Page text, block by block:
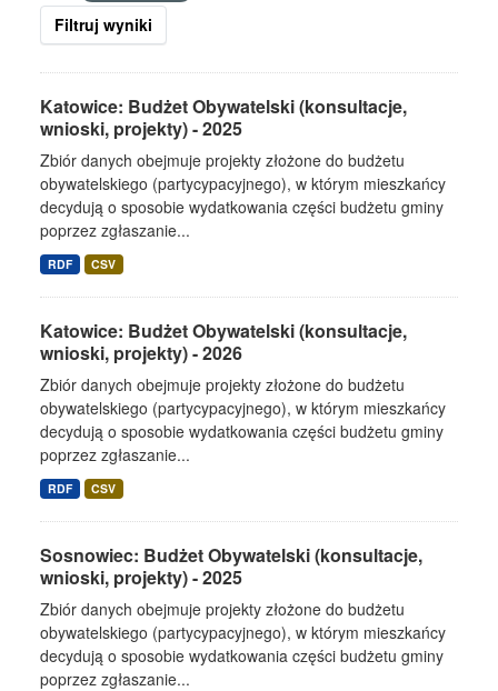
Filtruj wyniki
Katowice: Budżet Obywatelski (konsultacje,
wnioski, projekty) - 2025
Zbiór danych obejmuje projekty złożone do budżetu
obywatelskiego (partycypacyjnego), w którym mieszkańcy
decydują o sposobie wydatkowania części budżetu gminy
poprzez zgłaszanie...
RDF CSV
Katowice: Budżet Obywatelski (konsultacje,
wnioski, projekty) - 2026
Zbiór danych obejmuje projekty złożone do budżetu
obywatelskiego (partycypacyjnego), w którym mieszkańcy
decydują o sposobie wydatkowania części budżetu gminy
poprzez zgłaszanie...
RDF CSV
Sosnowiec: Budżet Obywatelski (konsultacje,
wnioski, projekty) - 2025
Zbiór danych obejmuje projekty złożone do budżetu
obywatelskiego (partycypacyjnego), w którym mieszkańcy
decydują o sposobie wydatkowania części budżetu gminy
poprzez zgłaszanie...